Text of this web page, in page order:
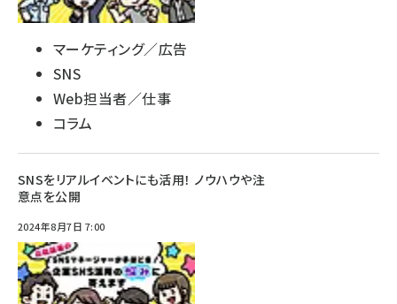
マーケティング／広告
SNS
Web担当者／仕事
コラム
SNSをリアルイベントにも活用！ ノウハウや注
意点を公開
2024年8月7日 7:00